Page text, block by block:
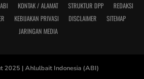
KONTAK / ALAMAT STRUKTUR DPP
REDAKSI
KEBIJAKAN PRIVASI DISCLAIMER
SITEMAP
JARINGAN MEDIA
2025 | Ahlulbait Indonesia (ABI)